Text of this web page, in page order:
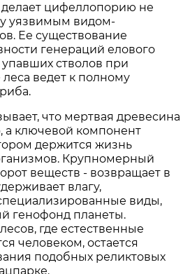
делает цифеллопорию не
уязвимым видом-
Ее существование
генераций елового
упавших стволов при
ведет к полному
что мертвая древесина
а ключевой компонент
держится жизнь
Крупномерный
веществ - возвращает в
влагу,
виды,
генофонд планеты.
где естественные
человеком, остается
подобных реликтовых